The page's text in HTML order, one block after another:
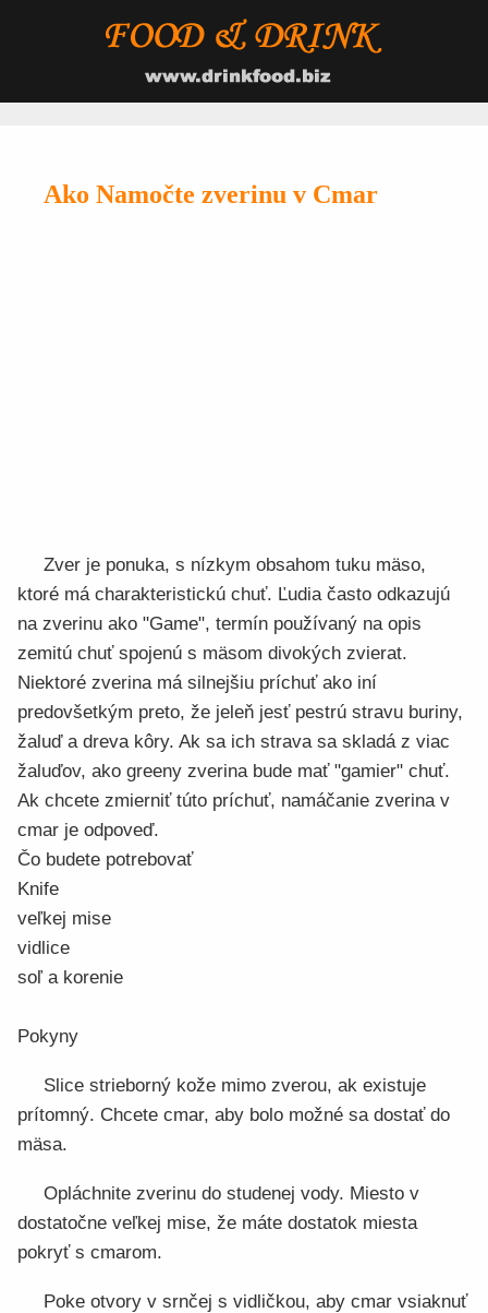
Ako Namočte zverinu v Cmar
Zver je ponuka, s nízkym obsahom tuku mäso,
ktoré má charakteristickú chuť. Ľudia často odkazujú
na zverinu ako "Game", termín používaný na opis
zemitú chuť spojenú s mäsom divokých zvierat.
Niektoré zverina má silnejšiu príchuť ako iní
predovšetkým preto, že jeleň jesť pestrú stravu buriny,
žaluď a dreva kôry. Ak sa ich strava sa skladá z viac
žaluďov, ako greeny zverina bude mať "gamier" chuť.
Ak chcete zmierniť túto príchuť, namáčanie zverina v
cmar je odpoveď.
Čo budete potrebovať
Knife
veľkej mise
vidlice
soľ a korenie
Pokyny
Slice strieborný kože mimo zverou, ak existuje
prítomný. Chcete cmar, aby bolo možné sa dostať do
mäsa.
Opláchnite zverinu do studenej vody. Miesto v
dostatočne veľkej mise, že máte dostatok miesta
pokryť s cmarom.
Poke otvory v srnčej s vidličkou, aby cmar vsiaknuť